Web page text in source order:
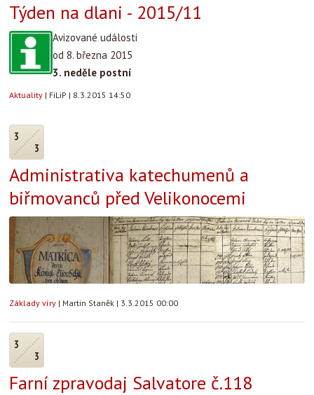
Týden na dlani - 2015/11
Avizované události
od 8. března 2015
3. neděle postní
Aktuality | FiLiP | 8.3.2015 14:50
3
3
Administrativa katechumenů a
biřmovanců před Velikonocemi
Základy víry | Martin Staněk | 3.3.2015 00:00
3
3
Farní zpravodaj Salvatore č.118